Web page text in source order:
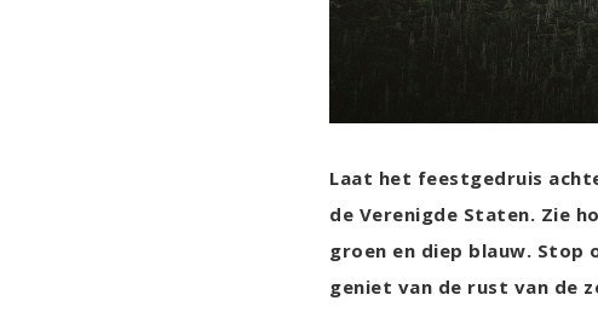
Laat het feestgedruis
de Verenigde Staten. Zie
groen en diep blauw. Stop
geniet van de rust van de